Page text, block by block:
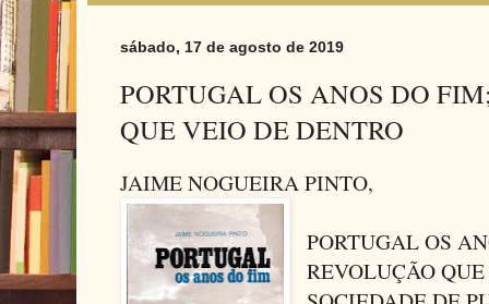
sábado, 17 de agosto de 2019
PORTUGAL OS ANOS DO
QUE VEIO DE DENTRO
JAIME NOGUEIRA PINTO,
PORTUGAL OS
REVOLUÇÃO